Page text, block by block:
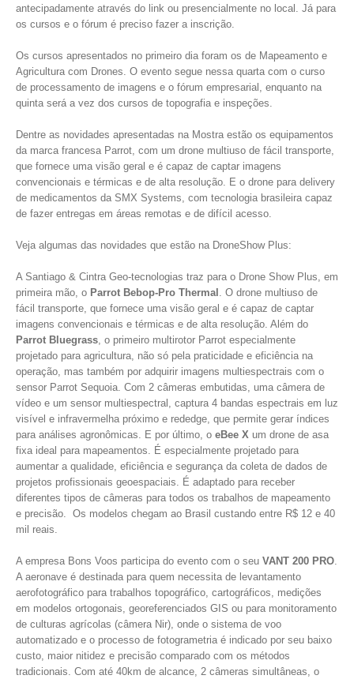
antecipadamente através do link ou presencialmente no local. Já para
os cursos e o fórum é preciso fazer a inscrição.
Os cursos apresentados no primeiro dia foram os de Mapeamento e
Agricultura com Drones. O evento segue nessa quarta com o curso
de processamento de imagens e o fórum empresarial, enquanto na
quinta será a vez dos cursos de topografia e inspeções.
Dentre as novidades apresentadas na Mostra estão os equipamentos
da marca francesa Parrot, com um drone multiuso de fácil transporte,
que fornece uma visão geral e é capaz de captar imagens
convencionais e térmicas e de alta resolução. E o drone para delivery
de medicamentos da SMX Systems, com tecnologia brasileira capaz
de fazer entregas em áreas remotas e de difícil acesso.
Veja algumas das novidades que estão na DroneShow Plus:
A Santiago & Cintra Geo-tecnologias traz para o Drone Show Plus, em
primeira mão, o Parrot Bebop-Pro Thermal . O drone multiuso de
fácil transporte, que fornece uma visão geral e é capaz de captar
imagens convencionais e térmicas e de alta resolução. Além do
Parrot Bluegrass, o primeiro multirotor Parrot especialmente
projetado para agricultura, não só pela praticidade e eficiência na
operação, mas também por adquirir imagens multiespectrais com o
sensor Parrot Sequoia. Com 2 câmeras embutidas, uma câmera de
vídeo e um sensor multiespectral, captura 4 bandas espectrais em luz
visível e infravermelha próximo e rededge, que permite gerar índices
para análises agronômicas. E por último, o eBee X um drone de asa
fixa ideal para mapeamentos. É especialmente projetado para
aumentar a qualidade, eficiência e segurança da coleta de dados de
projetos profissionais geoespaciais. É adaptado para receber
diferentes tipos de câmeras para todos os trabalhos de mapeamento
e precisão. Os modelos chegam ao Brasil custando entre R$ 12 e 40
mil reais.
A empresa Bons Voos participa do evento com o seu VANT 200 PRO.
A aeronave é destinada para quem necessita de levantamento
aerofotográfico para trabalhos topográfico, cartográficos, medições
em modelos ortogonais, georeferenciados GIS ou para monitoramento
de culturas agrícolas (câmera Nir), onde o sistema de voo
automatizado e o processo de fotogrametria é indicado por seu baixo
custo, maior nitidez e precisão comparado com os métodos
tradicionais. Com até 40km de alcance, 2 câmeras simultâneas, o